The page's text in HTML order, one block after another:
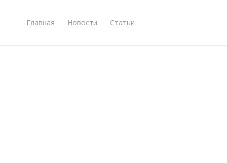
Главная Новости Статьи